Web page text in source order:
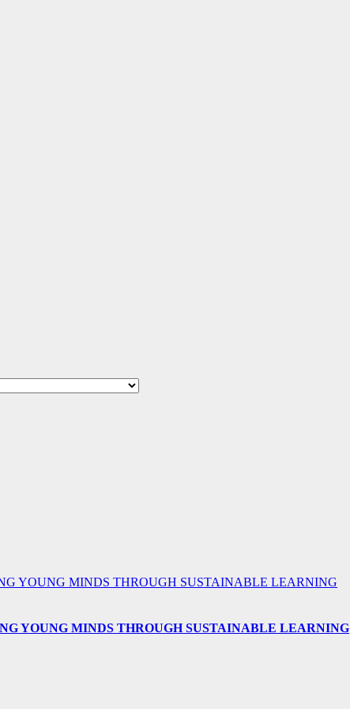
YOUNG MINDS THROUGH SUSTAINABLE LEARNING